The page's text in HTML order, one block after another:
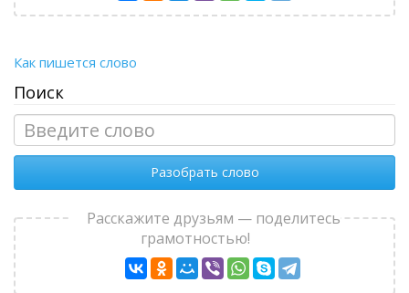
Как пишется слово
Поиск
Разобрать слово
Расскажите друзьям — поделитесь
грамотностью!